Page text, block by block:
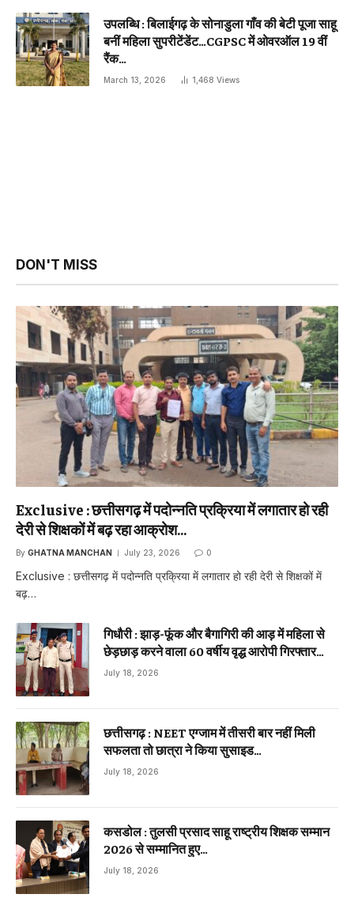
उपलब्धि : बिलाईगढ़ के सोनाडुला गाँव की बेटी पूजा साहू
बनीं महिला सुपरीटेंडेंट…CGPSC में ओवरऑल 19 वीं
रैंक…
March 13, 2026 1,468 Views
DON'T MISS
Exclusive : छत्तीसगढ़ में पदोन्नति प्रक्रिया में लगातार हो रही
देरी से शिक्षकों में बढ़ रहा आक्रोश…
By GHATNA MANCHAN July 23, 2026 0
Exclusive : छत्तीसगढ़ में पदोन्नति प्रक्रिया में लगातार हो रही देरी से शिक्षकों में
बढ़…
गिधौरी : झाड़-फूंक और बैगागिरी की आड़ में महिला से
छेड़छाड़ करने वाला 60 वर्षीय वृद्ध आरोपी गिरफ्तार…
July 18, 2026
छत्तीसगढ़ : NEET एग्जाम में तीसरी बार नहीं मिली
सफलता तो छात्रा ने किया सुसाइड…
July 18, 2026
कसडोल : तुलसी प्रसाद साहू राष्ट्रीय शिक्षक सम्मान
2026 से सम्मानित हुए…
July 18, 2026